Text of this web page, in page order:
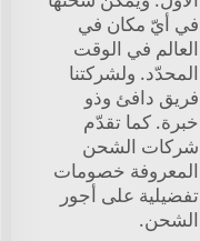
في أيّ مكان في
العالم في الوقت
المحدّد. ولشركتنا
فريق دافئ وذو
خبرة. كما تقدّم
شركات الشحن
المعروفة خصومات
تفضيلية على أجور
الشحن.